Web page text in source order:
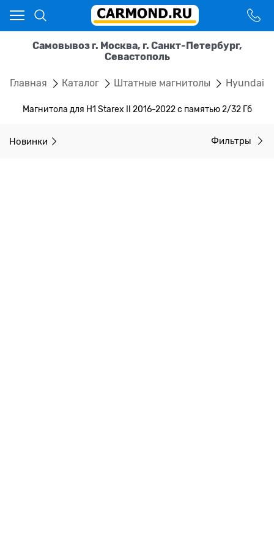
Самовывоз г. Москва, г. Санкт-Петербург,
Севастополь
Главная Каталог Штатные магнитолы Hyundai
Магнитола для H1 Starex II 2016-2022 с памятью 2/32 Гб
Новинки Фильтры